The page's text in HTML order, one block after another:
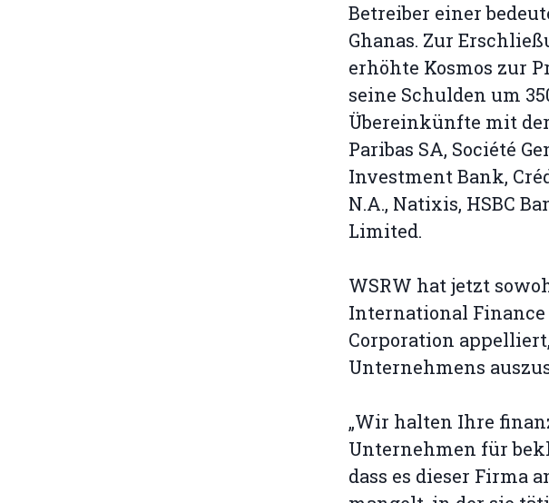
Betreiber einer
Ghanas. Zur
erhöhte Kosmos zur
seine Schulden um
Übereinkünfte mit
Paribas SA, Société
Investment Bank,
N.A., Natixis, HSBC
Limited.
WSRW hat jetzt
International
Corporation
Unternehmens
„Wir halten Ihre
Unternehmen für
dass es dieser Firma